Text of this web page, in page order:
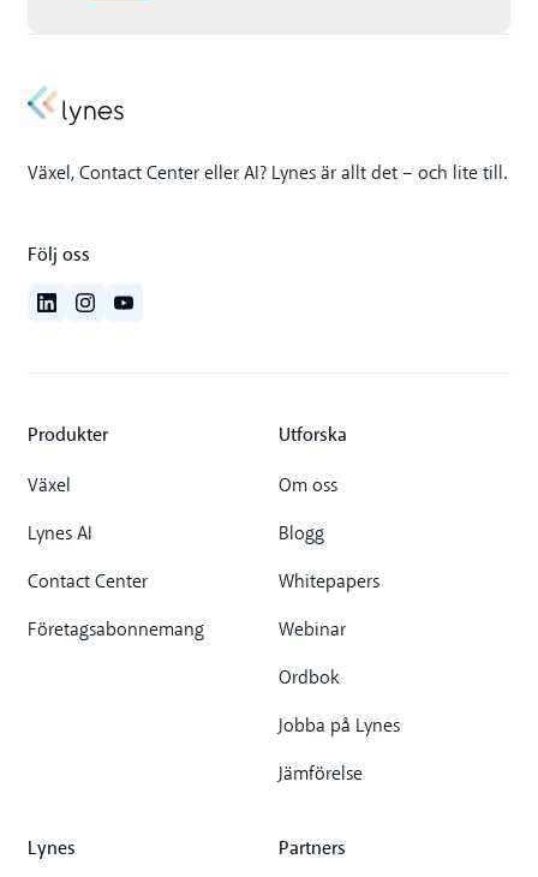
Växel, Contact Center eller AI? Lynes är allt det – och lite till.
Följ oss
Produkter
Växel
Lynes AI
Contact Center
Företagsabonnemang
Utforska
Om oss
Blogg
Whitepapers
Webinar
Ordbok
Jobba på Lynes
Jämförelse
Lynes Partners